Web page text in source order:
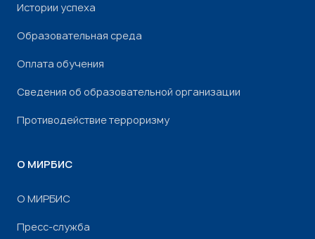
Истории успеха
Образовательная среда
Оплата обучения
Сведения об образовательной организации
Противодействие терроризму
О МИРБИС
О МИРБИС
Пресс-служба